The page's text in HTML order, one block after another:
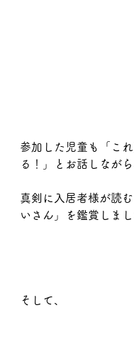
参加した児童も「こ
る！」とお話しながら
真剣に入居者様が読
いさん」を鑑賞しまし
そして、